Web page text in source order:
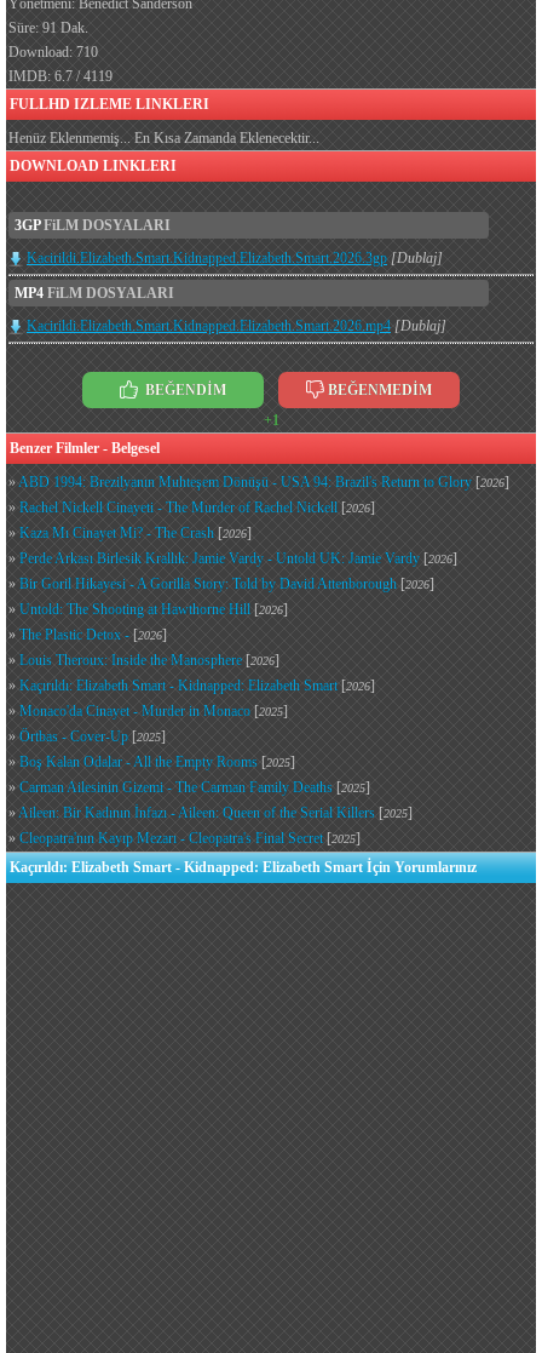
Yönetmeni: Benedict Sanderson
Süre: 91 Dak.
Download: 710
IMDB: 6.7 / 4119
FULLHD IZLEME LINKLERI
Henüz Eklenmemiş... En Kısa Zamanda Eklenecektir...
DOWNLOAD LINKLERI
3GPFiLM DOSYALARI
Kacirildi.Elizabeth.Smart.Kidnapped.Elizabeth.Smart.2026.3gp [Dublaj]
MP4 FiLM DOSYALARI
Kacirildi.Elizabeth.Smart.Kidnapped.Elizabeth.Smart.2026.mp4 [Dublaj]
BEĞENDİM
BEĞENMEDİM
+1
Benzer Filmler - Belgesel
»ABD 1994: Brezilyanın Muhteşem Dönüşü - USA 94: Brazil's Return to Glory [2026]
» Rachel Nickell Cinayeti - The Murder of Rachel Nickell [2026]
» Kaza Mı Cinayet Mi? - The Crash [2026]
» Perde Arkası Birlesik Krallık: Jamie Vardy - Untold UK: Jamie Vardy [2026]
» Bir Goril Hikayesi - A Gorilla Story: Told by David Attenborough [2026]
» Untold: The Shooting at Hawthorne Hill [2026]
» The Plastic Detox - [2026]
» Louis Theroux: Inside the Manosphere [2026]
» Kaçırıldı: Elizabeth Smart - Kidnapped: Elizabeth Smart[2026]
» Monaco'da Cinayet - Murder in Monaco [2025]
» Örtbas - Cover-Up [2025]
» Boş Kalan Odalar - All the Empty Rooms [2025]
» Carman Ailesinin Gizemi - The Carman Family Deaths [2025]
»Aileen: Bir Kadının İnfazı - Aileen: Queen of the Serial Killers [2025]
» Cleopatra'nın Kayıp Mezarı - Cleopatra's Final Secret[2025]
Kaçırıldı: Elizabeth Smart - Kidnapped: Elizabeth Smart İçin Yorumlarınız